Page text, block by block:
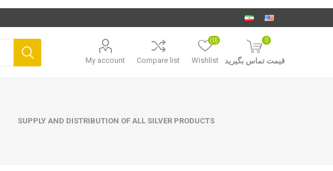
My account Compare list Wishlist
(0) 0
قیمت تماس بگیرید
SUPPLY AND DISTRIBUTION OF ALL SILVER PRODUCTS